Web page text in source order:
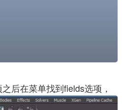
后在菜单找到fields选项，